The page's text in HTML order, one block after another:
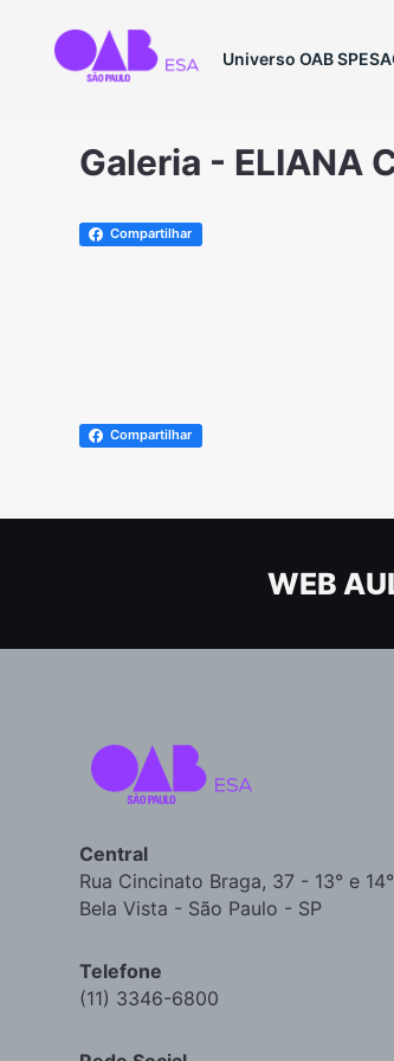
Universo OAB SPESA
Galeria - ELIANA
Compartilhar
Compartilhar
WEB
Central
Rua Cincinato Braga, 37 - 13° e
Bela Vista - São Paulo - SP
Telefone
(11) 3346-6800